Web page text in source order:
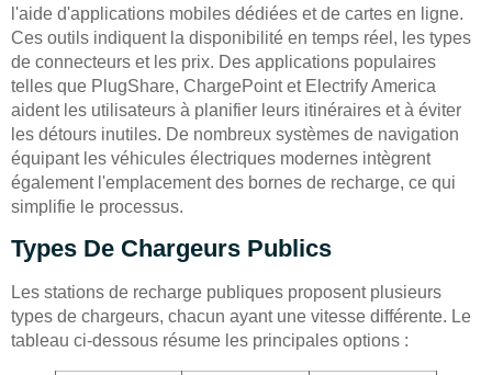
l'aide d'applications mobiles dédiées et de cartes en ligne.
Ces outils indiquent la disponibilité en temps réel, les types
de connecteurs et les prix. Des applications populaires
telles que PlugShare, ChargePoint et Electrify America
aident les utilisateurs à planifier leurs itinéraires et à éviter
les détours inutiles. De nombreux systèmes de navigation
équipant les véhicules électriques modernes intègrent
également l'emplacement des bornes de recharge, ce qui
simplifie le processus.
Types De Chargeurs Publics
Les stations de recharge publiques proposent plusieurs
types de chargeurs, chacun ayant une vitesse différente. Le
tableau ci-dessous résume les principales options :